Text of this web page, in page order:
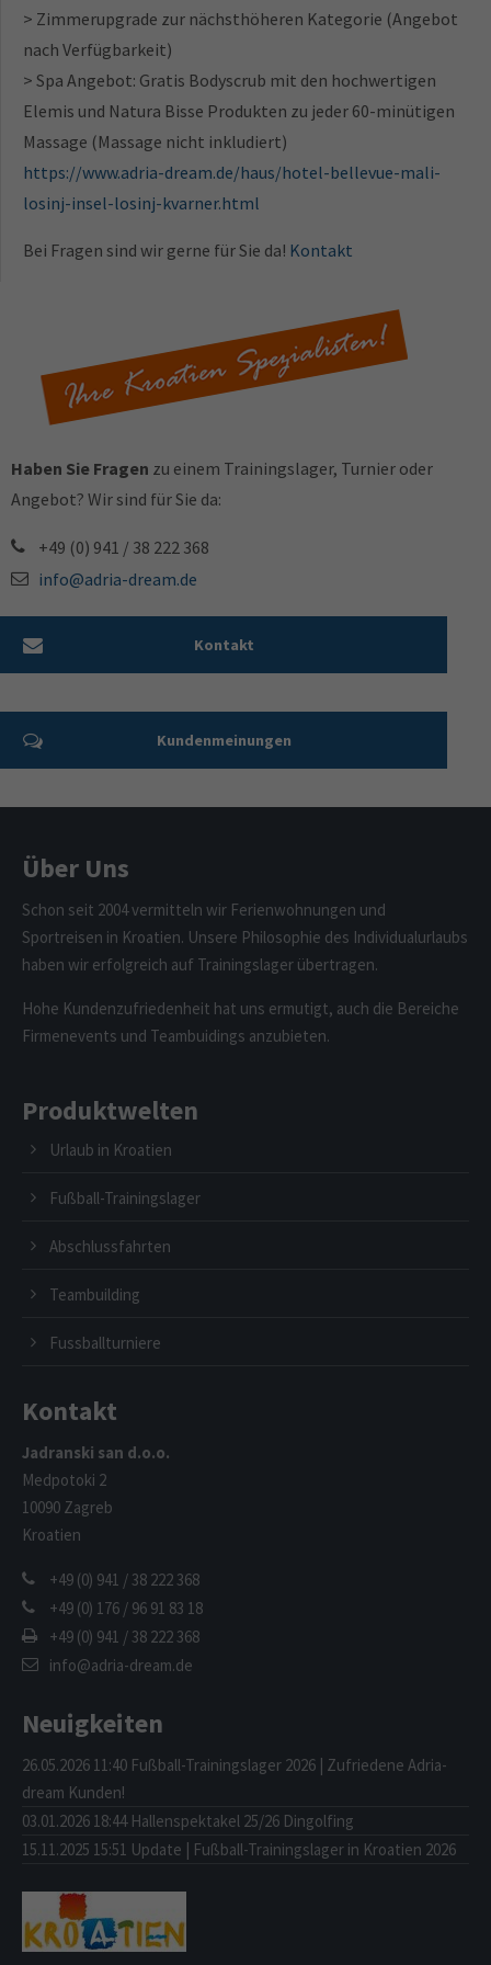
> Zimmerupgrade zur nächsthöheren Kategorie (Angebot
nach Verfügbarkeit)
> Spa Angebot: Gratis Bodyscrub mit den hochwertigen
Elemis und Natura Bisse Produkten zu jeder 60-minütigen
Massage (Massage nicht inkludiert)
https://www.adria-dream.de/haus/hotel-bellevue-mali-
losinj-insel-losinj-kvarner.html
Bei Fragen sind wir gerne für Sie da! Kontakt
Haben Sie Fragen zu einem Trainingslager, Turnier oder
Angebot? Wir sind für Sie da:
+49 (0) 941 / 38 222 368
info@adria-dream.de
Kontakt
Kundenmeinungen
Über Uns
Schon seit 2004 vermitteln wir Ferienwohnungen und
Sportreisen in Kroatien. Unsere Philosophie des Individualurlaubs
haben wir erfolgreich auf Trainingslager übertragen.
Hohe Kundenzufriedenheit hat uns ermutigt, auch die Bereiche
Firmenevents und Teambuidings anzubieten.
Produktwelten
Urlaub in Kroatien
Fußball-Trainingslager
Abschlussfahrten
Teambuilding
Fussballturniere
Kontakt
Jadranski san d.o.o.
Medpotoki 2
10090 Zagreb
Kroatien
+49 (0) 941 / 38 222 368
+49 (0) 176 / 96 91 83 18
+49 (0) 941 / 38 222 368
info@adria-dream.de
Neuigkeiten
26.05.2026 11:40 Fußball-Trainingslager 2026 | Zufriedene Adria-
dream Kunden!
03.01.2026 18:44 Hallenspektakel 25/26 Dingolfing
15.11.2025 15:51 Update | Fußball-Trainingslager in Kroatien 2026